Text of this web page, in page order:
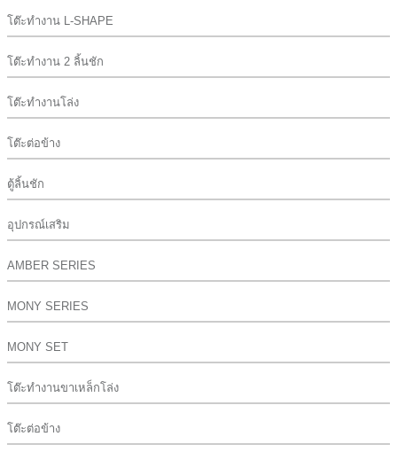
โต๊ะทำงาน L-SHAPE
โต๊ะทำงาน 2 ลิ้นชัก
โต๊ะทำงานโล่ง
โต๊ะต่อข้าง
ตู้ลิ้นชัก
อุปกรณ์เสริม
AMBER SERIES
MONY SERIES
MONY SET
โต๊ะทำงานขาเหล็กโล่ง
โต๊ะต่อข้าง